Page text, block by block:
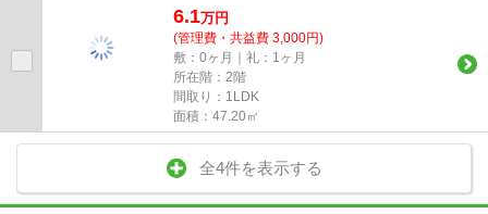
6.1万円
(管理費・共益費 3,000円)
敷：0ヶ月｜礼：1ヶ月
所在階：2階
間取り：1LDK
面積：47.20㎡
全4件を表示する